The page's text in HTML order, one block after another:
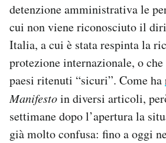
Hai bisogno di aiuto?
Esci
detenzione amministrativa le
cui non viene riconosciuto il
Italia, a cui è stata respinta la
protezione internazionale, o che
paesi ritenuti “sicuri”. Come ha
Manifestoin diversi articoli,
settimane dopo l’apertura la
già molto confusa: fino a oggi